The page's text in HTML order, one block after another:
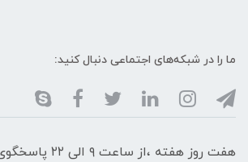
ما را در شبکه‌های اجتماعی دنبال کنید:
هفت روز هفته ،از ساعت ۹ الی ۲۲ پاسخگوی شما هستیم